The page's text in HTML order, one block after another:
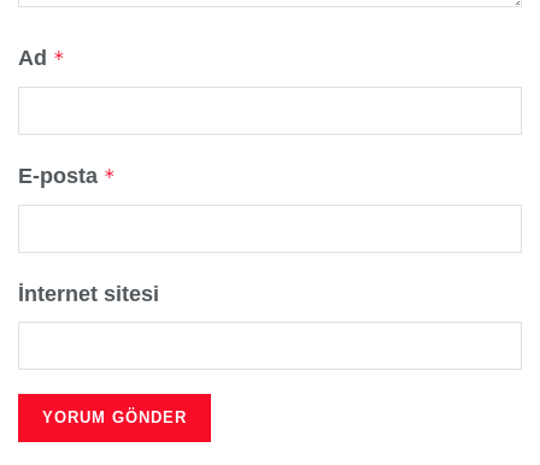
Ad *
E-posta *
İnternet sitesi